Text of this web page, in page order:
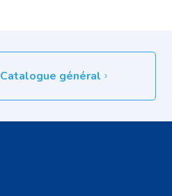
Catalogue général